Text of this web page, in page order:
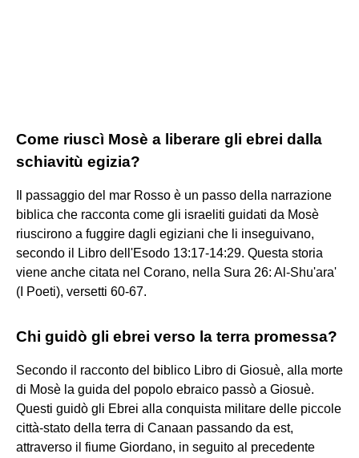
Come riuscì Mosè a liberare gli ebrei dalla
schiavitù egizia?
Il passaggio del mar Rosso è un passo della narrazione
biblica che racconta come gli israeliti guidati da Mosè
riuscirono a fuggire dagli egiziani che li inseguivano,
secondo il Libro dell'Esodo 13:17-14:29. Questa storia
viene anche citata nel Corano, nella Sura 26: Al-Shu'ara'
(I Poeti), versetti 60-67.
Chi guidò gli ebrei verso la terra promessa?
Secondo il racconto del biblico Libro di Giosuè, alla morte
di Mosè la guida del popolo ebraico passò a Giosuè.
Questi guidò gli Ebrei alla conquista militare delle piccole
città-stato della terra di Canaan passando da est,
attraverso il fiume Giordano, in seguito al precedente